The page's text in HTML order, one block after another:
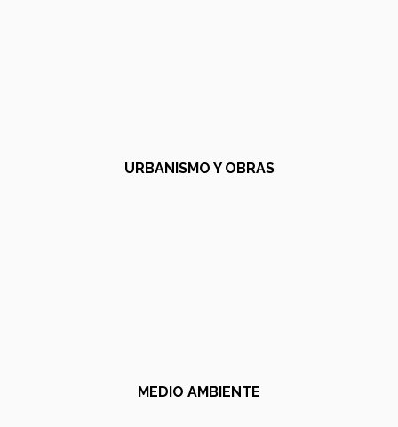
URBANISMO Y OBRAS
MEDIO AMBIENTE